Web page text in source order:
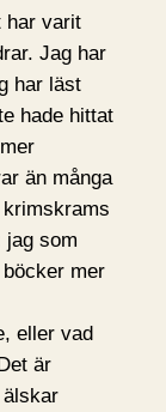
har varit
Jag har
har läst
hade hittat
än många
jag som
mer
eller vad
är